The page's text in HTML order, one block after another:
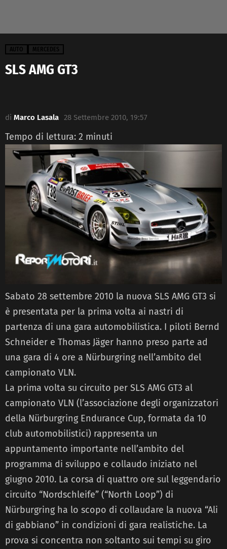
AUTO MERCEDES
SLS AMG GT3
di Marco Lasala 28 Settembre 2010, 19:57
Tempo di lettura: 2 minuti
Sabato 28 settembre 2010 la nuova SLS AMG GT3 si
è presentata per la prima volta ai nastri di
partenza di una gara automobilistica. I piloti Bernd
Schneider e Thomas Jäger hanno preso parte ad
una gara di 4 ore a Nürburgring nell’ambito del
campionato VLN.
La prima volta su circuito per SLS AMG GT3 al
campionato VLN (l’associazione degli organizzatori
della Nürburgring Endurance Cup, formata da 10
club automobilistici) rappresenta un
appuntamento importante nell’ambito del
programma di sviluppo e collaudo iniziato nel
giugno 2010. La corsa di quattro ore sul leggendario
circuito “Nordschleife” (“North Loop”) di
Nürburgring ha lo scopo di collaudare la nuova “Ali
di gabbiano” in condizioni di gara realistiche. La
prova si concentra non soltanto sui tempi su giro